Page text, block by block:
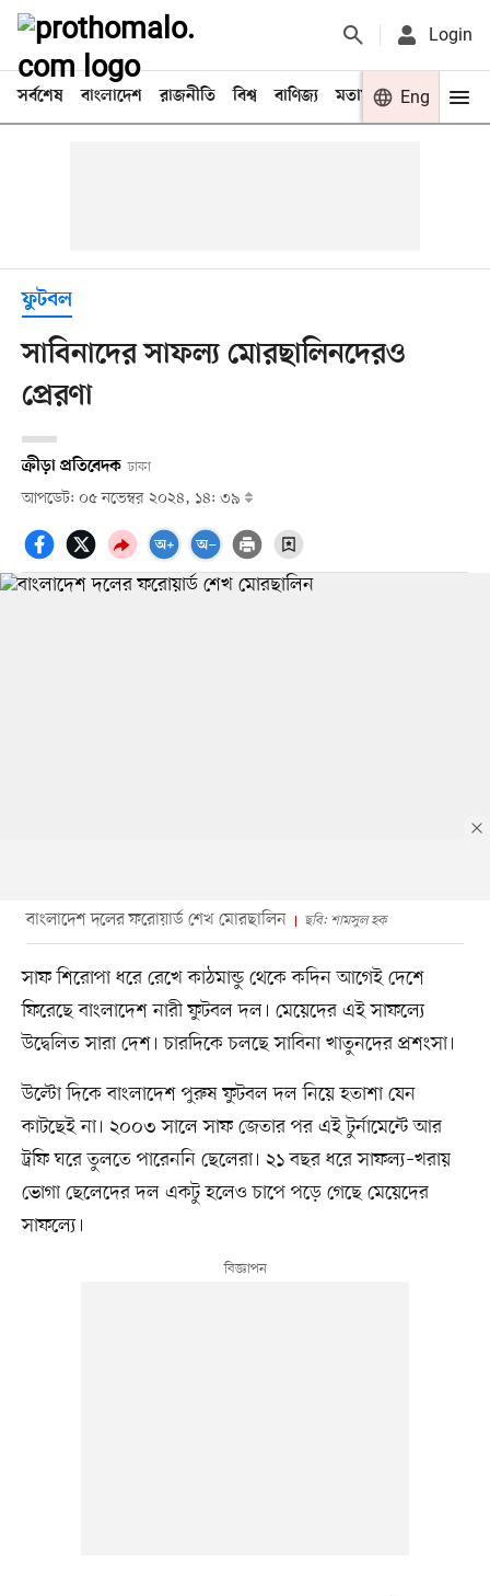
Login
সর্বশেষ বাংলাদেশ রাজনীতি বিশ্ব বাণিজ্য মতামত খেলা
Eng
ফুটবল
সাবিনাদের সাফল্য মোরছালিনদেরও
প্রেরণা
ক্রীড়া প্রতিবেদক ঢাকা
আপডেট: ০৫ নভেম্বর ২০২৪, ১৪: ৩৯
বাংলাদেশ দলের ফরোয়ার্ড শেখ মোরছালিন ছবি: শামসুল হক
সাফ শিরোপা ধরে রেখে কাঠমান্ডু থেকে কদিন আগেই দেশে
ফিরেছে বাংলাদেশ নারী ফুটবল দল। মেয়েদের এই সাফল্যে
উদ্বেলিত সারা দেশ। চারদিকে চলছে সাবিনা খাতুনদের প্রশংসা।
উল্টো দিকে বাংলাদেশ পুরুষ ফুটবল দল নিয়ে হতাশা যেন
কাটছেই না। ২০০৩ সালে সাফ জেতার পর এই টুর্নামেন্টে আর
ট্রফি ঘরে তুলতে পারেননি ছেলেরা। ২১ বছর ধরে সাফল্য–খরায়
ভোগা ছেলেদের দল একটু হলেও চাপে পড়ে গেছে মেয়েদের
সাফল্যে।